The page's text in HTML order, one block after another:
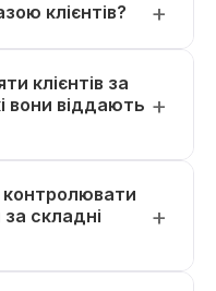
клієнтів?
клієнтів за
вони віддають
складні